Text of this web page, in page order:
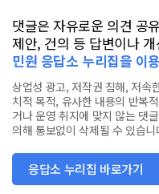
댓글은 자유로운 의견 공
제안, 건의 등 답변이나
민원 응답소 누리집을 이
상업성 광고, 저작권 침해, 저속
치적 목적, 유사한 내용의 반복
거나 운영 취지에 맞지 않는 댓
의해 통보없이 삭제될 수 있습니
응답소 누리집 바로가기